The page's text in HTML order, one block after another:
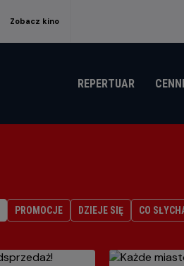
Zobacz kino
REPERTUAR
PROMOCJE DZIEJE SIĘ CO